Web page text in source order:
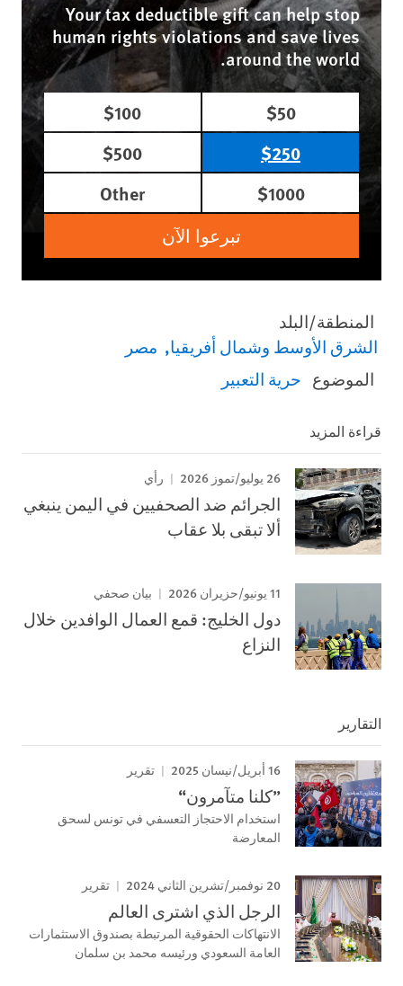
Your tax deductible gift can help stop
human rights violations and save lives
around the world.
$50
$100
$250
$500
$1000
Other
تبرعوا الآن
المنطقة/البلد
الشرق الأوسط وشمال أفريقيا مصر
الموضوع حرية التعبير
قراءة المزيد
26 يوليو/تموز 2026 رأي
الجرائم ضد الصحفيين في اليمن ينبغي
ألا تبقى بلا عقاب
11 يونيو/حزيران 2026 بيان صحفي
دول الخليج: قمع العمال الوافدين خلال
النزاع
التقارير
16 أبريل/نيسان 2025 تقرير
”كلنا متآمرون“
استخدام الاحتجاز التعسفي في تونس لسحق
المعارضة
20 نوفمبر/تشرين الثاني 2024 تقرير
الرجل الذي اشترى العالم
الانتهاكات الحقوقية المرتبطة بصندوق الاستثمارات
العامة السعودي ورئيسه محمد بن سلمان